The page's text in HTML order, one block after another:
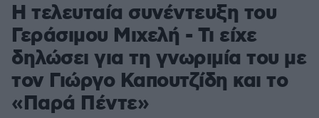
Η τελευταία συνέντευξη του
Γεράσιμου Μιχελή - Τι είχε
δηλώσει για τη γνωριμία του με
τον Γιώργο Καπουτζίδη και το
«Παρά Πέντε»